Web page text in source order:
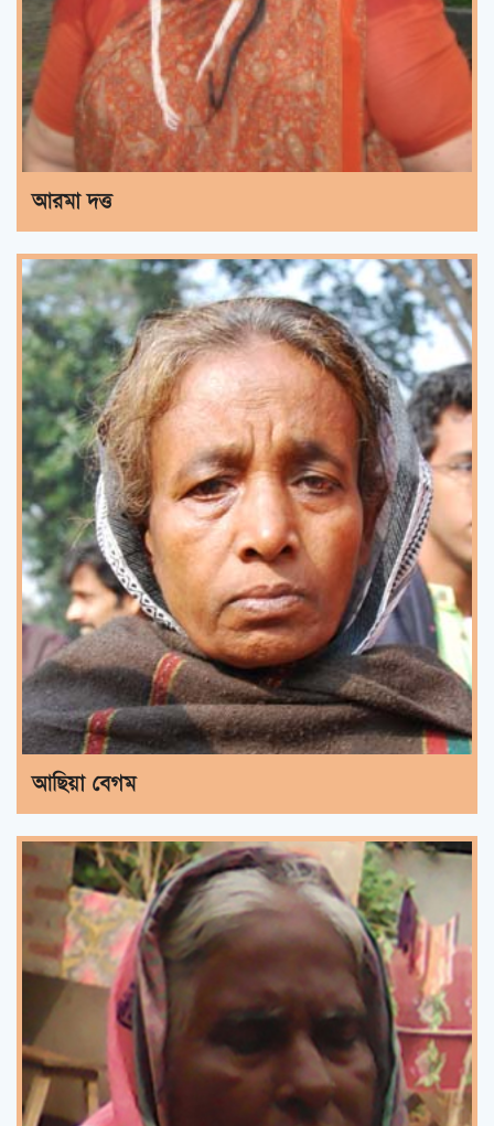
আরমা দত্ত
আছিয়া বেগম